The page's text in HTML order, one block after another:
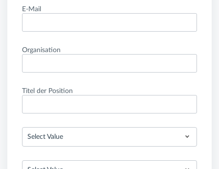
E-Mail
Organisation
Titel der Position
Select Value